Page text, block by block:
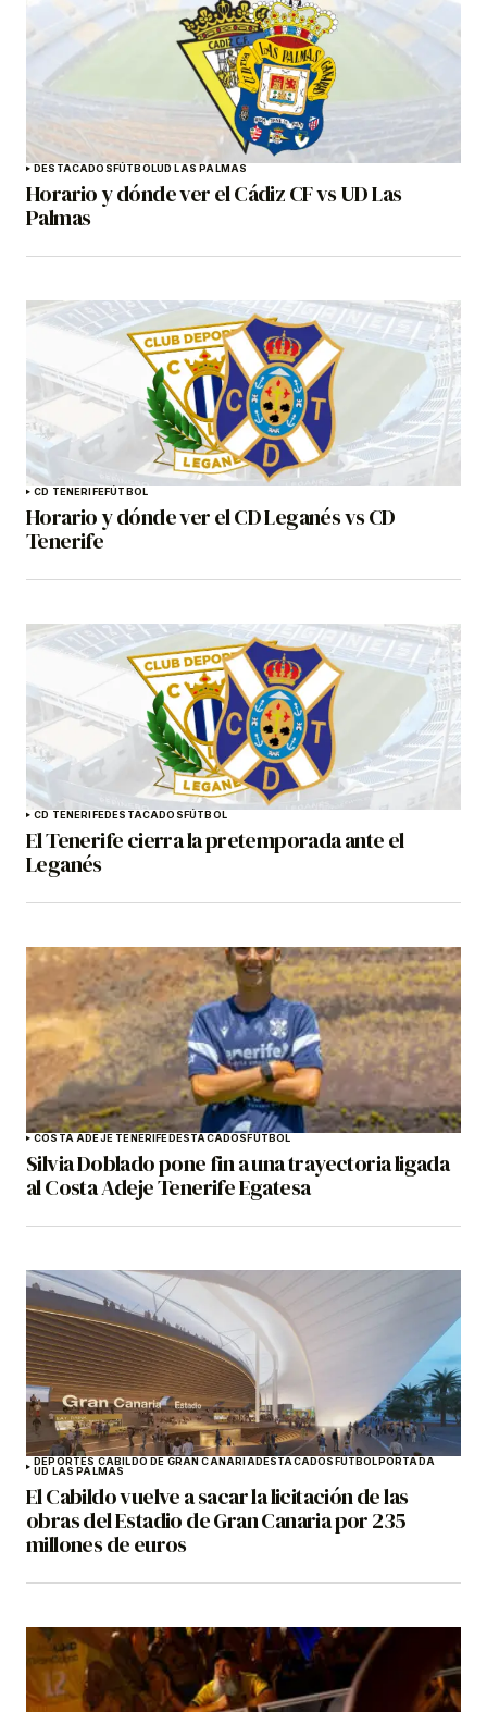
DESTACADOSFÚTBOLUD LAS PALMAS
Horario y dónde ver el Cádiz CF vs UD Las
Palmas
CD TENERIFEFÚTBOL
Horario y dónde ver el CD Leganés vs CD
Tenerife
CD TENERIFEDESTACADOSFÚTBOL
El Tenerife cierra la pretemporada ante el
Leganés
COSTA ADEJE TENERIFEDESTACADOSFÚTBOL
Silvia Doblado pone fin a una trayectoria ligada
al Costa Adeje Tenerife Egatesa
DEPORTES CABILDO DE GRAN CANARIADESTACADOSFÚTBOLPORTADA
UD LAS PALMAS
El Cabildo vuelve a sacar la licitación de las
obras del Estadio de Gran Canaria por 235
millones de euros